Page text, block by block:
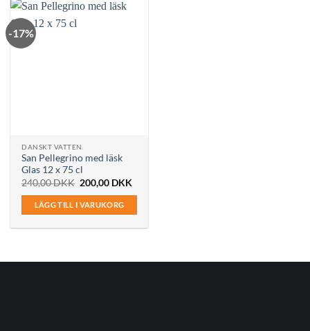
-17%
DANSKT VATTEN
San Pellegrino med läsk
Glas 12 x 75 cl
240,00DKK Det
ursprungliga
priset
var:
240,00 DKK.
200,00 DKK
200,00 DKK.
LÄGG TILL I VARUKORG